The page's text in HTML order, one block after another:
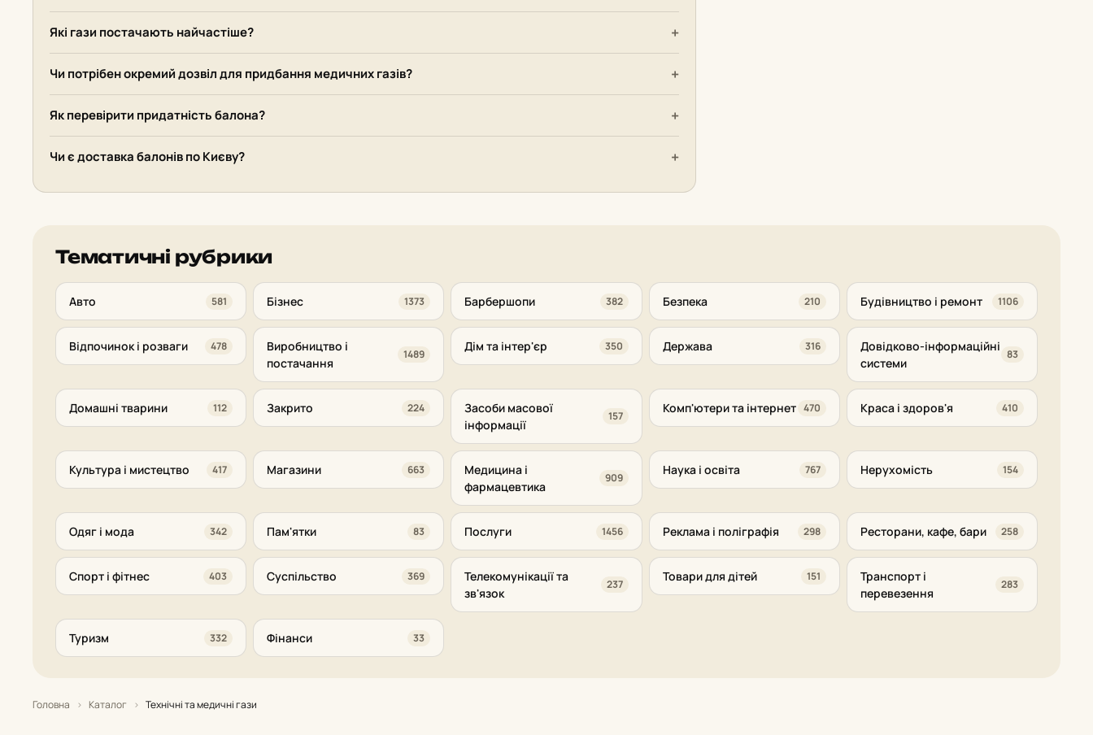
Які гази постачають найчастіше?
Чи потрібен окремий дозвіл для придбання медичних газів?
Як перевірити придатність балона?
Чи є доставка балонів по Києву?
Тематичні рубрики
Авто 581 Бізнес 1373 Барбершопи 382 Безпека 210 Будівництво і ремонт 1106
Відпочинок і розваги 478
Виробництво і
постачання
1489
Дім та інтер'єр 350 Держава 316
Довідково-інформаційні
системи
83
Домашні тварини 112 Закрито 224
Засоби масової
інформації
157
Комп'ютери та інтернет 470 Краса і здоров'я 410
Культура і мистецтво 417 Магазини 663
Медицина і
фармацевтика
909
Наука і освіта 767 Нерухомість 154
Одяг і мода 342 Пам'ятки 83 Послуги 1456 Реклама і поліграфія 298 Ресторани, кафе, бари 258
Спорт і фітнес 403 Суспільство 369
Телекомунікації та
зв'язок
237
Товари для дітей 151
Транспорт і
перевезення
283
Туризм 332 Фінанси 33
Головна › Каталог › Технічні та медичні гази